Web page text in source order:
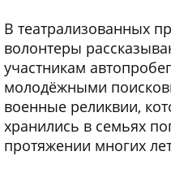
В театрализованных
волонтеры
участникам
молодёжными
военные реликвии,
хранились в семьях
протяжении многих